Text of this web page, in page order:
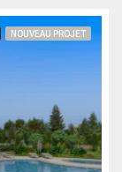
NOUVEAU PROJET